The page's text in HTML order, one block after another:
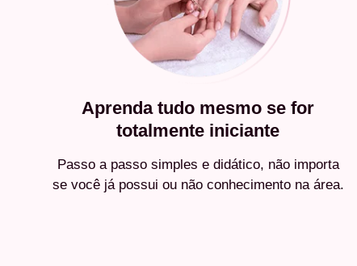
Aprenda tudo mesmo se for
totalmente iniciante
Passo a passo simples e didático, não importa
se você já possui ou não conhecimento na área.